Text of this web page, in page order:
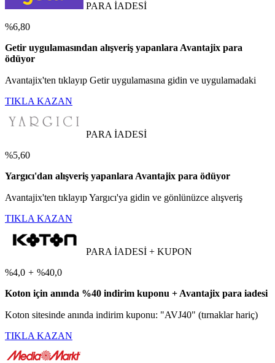
PARA İADESİ
%6,80
Getir uygulamasından alışveriş yapanlara Avantajix para
ödüyor
Avantajix'ten tıklayıp Getir uygulamasına gidin ve uygulamadaki
TIKLA KAZAN
PARA İADESİ
%5,60
Yargıcı'dan alışveriş yapanlara Avantajix para ödüyor
Avantajix'ten tıklayıp Yargıcı'ya gidin ve gönlünüzce alışveriş
TIKLA KAZAN
PARA İADESİ + KUPON
%4,0 + %40,0
Koton için anında %40 indirim kuponu + Avantajix para iadesi
Koton sitesinde anında indirim kuponu: "AVJ40" (tırnaklar hariç)
TIKLA KAZAN